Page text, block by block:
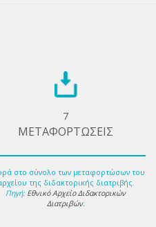
7
ΜΕΤΑΦΟΡΤΩΣΕΙΣ
στο σύνολο των μεταφορτώσων του
της διδακτορικής διατριβής.
Πηγή: Εθνικό Αρχείο Διδακτορικών
Διατριβών.